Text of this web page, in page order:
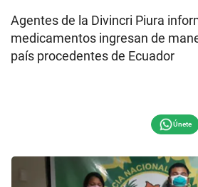
Agentes de la Divincri Piura
medicamentos ingresan de
país procedentes de Ecuador